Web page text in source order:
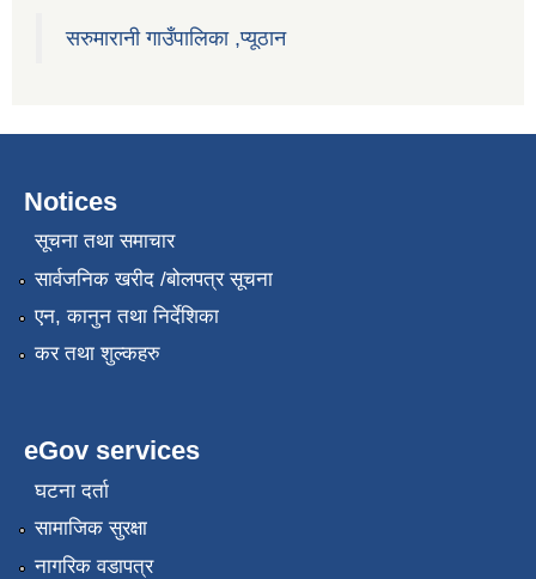
सरुमारानी गाउँपालिका ,प्यूठान
Notices
सूचना तथा समाचार
सार्वजनिक खरीद /बोलपत्र सूचना
एन, कानुन तथा निर्देशिका
कर तथा शुल्कहरु
eGov services
घटना दर्ता
सामाजिक सुरक्षा
नागरिक वडापत्र